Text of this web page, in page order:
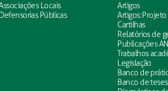
Locais
Defensorias Públicas
Artigos
Artigos: Projeto
Cartilhas
Relatórios de
Publicações
Trabalhos
Legislação
Banco de
Banco de teses